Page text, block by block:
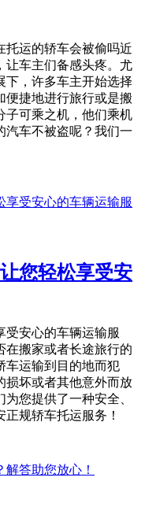
托运的轿车会被偷吗近
让车主们备感头疼。尤
下，许多车主开始选择
便捷地进行旅行或是搬
子可乘之机，他们乘机
汽车不被盗呢？我们一
您轻松享受安
受安心的车辆运输服
在搬家或者长途旅行的
车运输到目的地而犯
损坏或者其他意外而放
您提供了一种安全、
规轿车托运服务！